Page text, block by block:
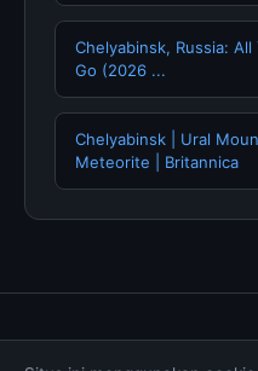
Chelyabinsk, Russia:
Go (2026 ...
Chelyabinsk | Ural
Meteorite | Britannica